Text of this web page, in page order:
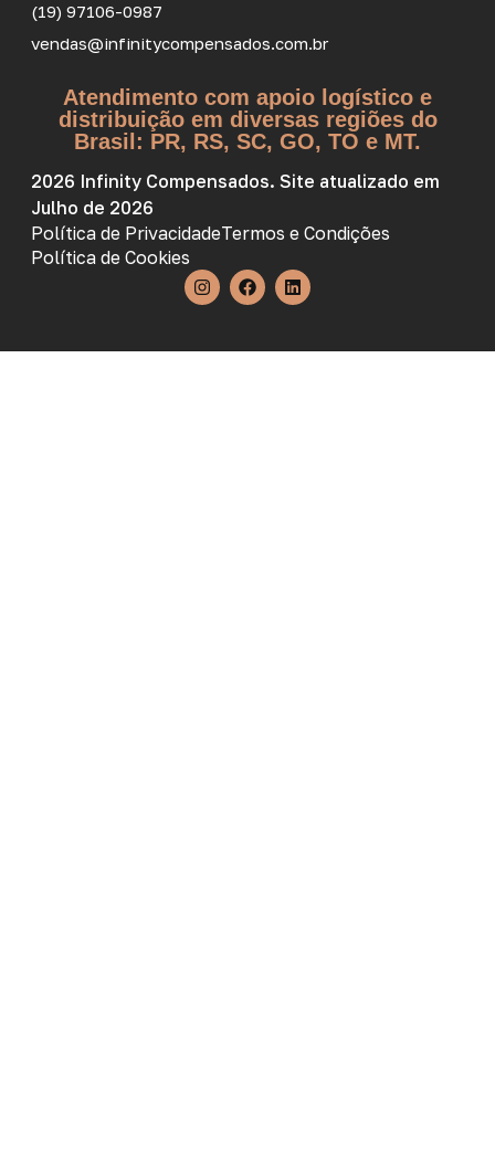
(19) 97106-0987
vendas@infinitycompensados.com.br
Atendimento com apoio logístico e
distribuição em diversas regiões do
Brasil: PR, RS, SC, GO, TO e MT.
2026 Infinity Compensados. Site atualizado em
Julho de 2026
Política de PrivacidadeTermos e Condições
Política de Cookies